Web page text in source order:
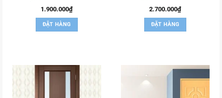
1.900.000₫
ĐẶT HÀNG
2.700.000₫
ĐẶT HÀNG